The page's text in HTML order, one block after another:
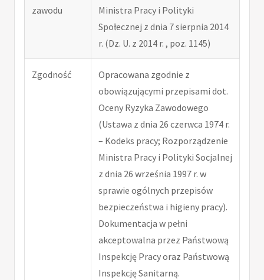
zawodu
Ministra Pracy i Polityki
Społecznej z dnia 7 sierpnia 2014
r. (Dz. U. z 2014 r. , poz. 1145)
Zgodność
Opracowana zgodnie z
obowiązującymi przepisami dot.
Oceny Ryzyka Zawodowego
(Ustawa z dnia 26 czerwca 1974 r.
– Kodeks pracy; Rozporządzenie
Ministra Pracy i Polityki Socjalnej
z dnia 26 września 1997 r. w
sprawie ogólnych przepisów
bezpieczeństwa i higieny pracy).
Dokumentacja w pełni
akceptowalna przez Państwową
Inspekcję Pracy oraz Państwową
Inspekcję Sanitarną.